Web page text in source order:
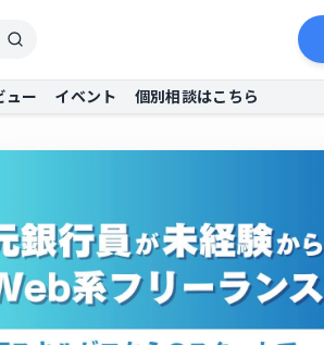
ュー イベント 個別相談はこちら